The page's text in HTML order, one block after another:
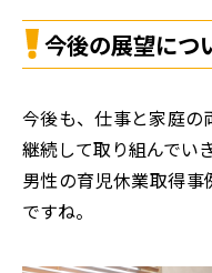
今後の展望につ
今後も、仕事と家庭の
継続して取り組んでい
男性の育児休業取得
ですね。